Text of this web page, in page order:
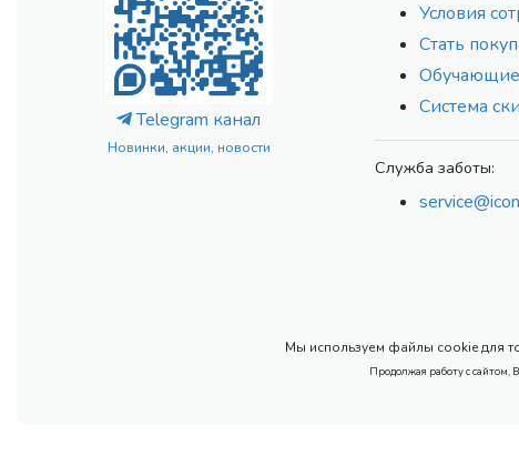
Telegram канал
Новинки, акции, новости
Условия
Стать
Система
Служба заботы:
Мы используем файлы cookie для
Продолжая работу с сайтом,